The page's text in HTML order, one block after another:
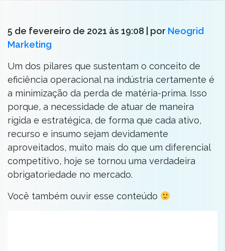
5 de fevereiro de 2021 às 19:08 | por Neogrid
Marketing
Um dos pilares que sustentam o conceito de
eficiência operacional na indústria certamente é
a minimização da perda de matéria-prima. Isso
porque, a necessidade de atuar de maneira
rígida e estratégica, de forma que cada ativo,
recurso e insumo sejam devidamente
aproveitados, muito mais do que um diferencial
competitivo, hoje se tornou uma verdadeira
obrigatoriedade no mercado.
Você também ouvir esse conteúdo